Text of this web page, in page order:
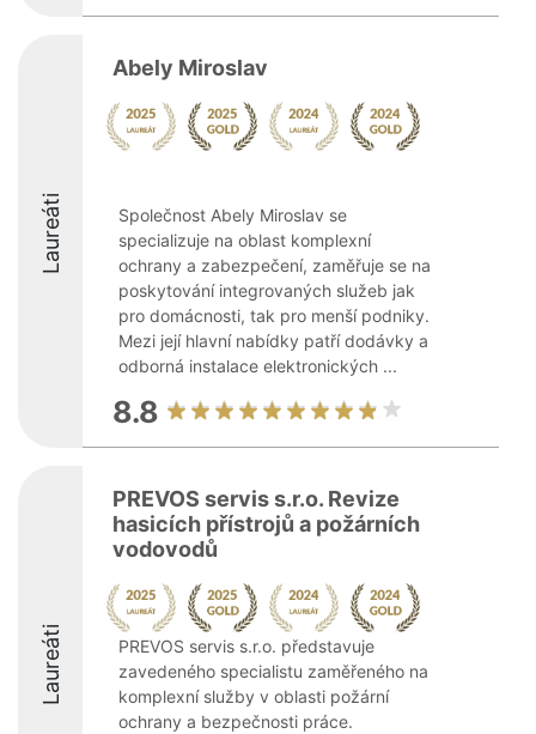
Laureáti
Abely Miroslav
Společnost Abely Miroslav se
specializuje na oblast komplexní
ochrany a zabezpečení, zaměřuje se na
poskytování integrovaných služeb jak
pro domácnosti, tak pro menší podniky.
Mezi její hlavní nabídky patří dodávky a
odborná instalace elektronických ...
8.8
Laureáti
PREVOS servis s.r.o. Revize
hasicích přístrojů a požárních
vodovodů
PREVOS servis s.r.o. představuje
zavedeného specialistu zaměřeného na
komplexní služby v oblasti požární
ochrany a bezpečnosti práce.